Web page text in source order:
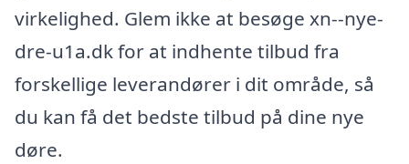
virkelighed. Glem ikke at besøge xn--nye-
dre-u1a.dk for at indhente tilbud fra
forskellige leverandører i dit område, så
du kan få det bedste tilbud på dine nye
døre.